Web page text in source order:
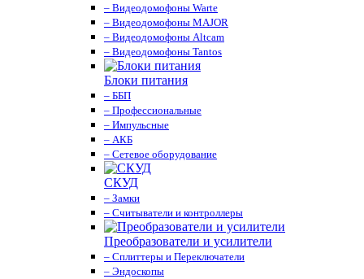
– Видеодомофоны Warte
– Видеодомофоны MAJOR
– Видеодомофоны Altcam
– Видеодомофоны Tantos
Блоки питания
– ББП
– Профессиональные
– Импульсные
– АКБ
– Сетевое оборудование
СКУД
– Замки
– Считыватели и контроллеры
Преобразователи и усилители
– Сплиттеры и Переключатели
– Эндоскопы